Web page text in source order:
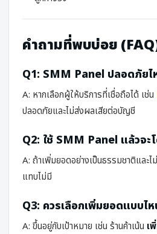
คำถามที่พบบ่อย
Q1: SMM Panel ปลอดภัยไ
A: หากเลือกผู้ให้บริการที่เชื่อถือได้ เช่น
ปลอดภัยและไม่ส่งผลเสียต่อบัญชี
Q2: ใช้ SMM Panel แล้วจะ
A: ถ้าเพิ่มยอดอย่างเป็นธรรมชาติและไ
แทบไม่มี
Q3: ควรเลือกเพิ่มยอดแบบไ
A: ขึ้นอยู่กับเป้าหมาย เช่น ร้านค้าเน้น เ